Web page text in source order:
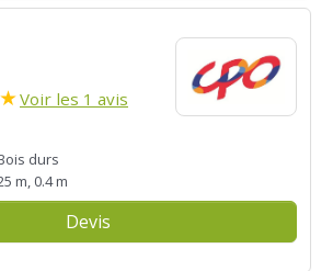
★Voir les 1 avis
durs
m, 0.4 m
Devis